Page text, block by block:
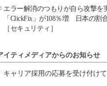
エラー解消のつもりが自ら攻撃を
「ClickFix」が108％増 日本の割
［セキュリティ］
イティメディアからのお知らせ
キャリア採用の応募を受け付け